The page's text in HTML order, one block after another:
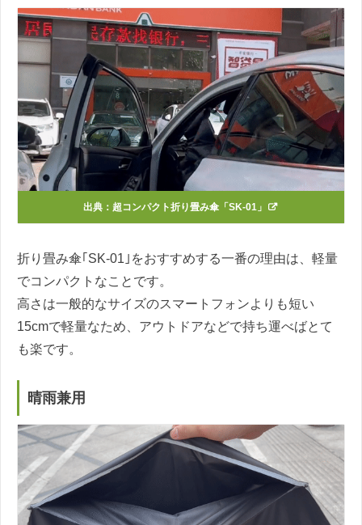
出典： 超コンパクト折り畳み傘「SK-01」
折り畳み傘｢SK-01｣をおすすめする一番の理由は、軽量
でコンパクトなことです。
高さは一般的なサイズのスマートフォンよりも短い
15cmで軽量なため、アウトドアなどで持ち運べばとて
も楽です。
晴雨兼用